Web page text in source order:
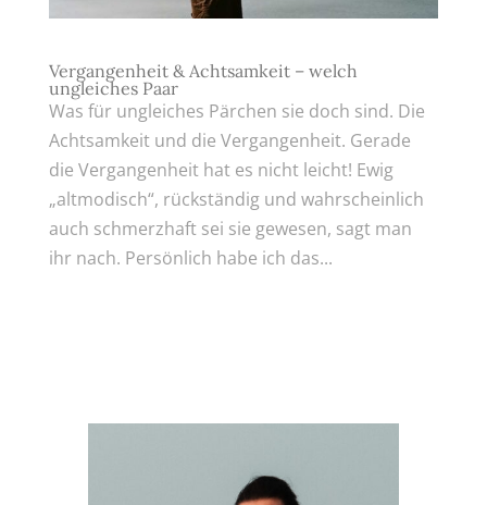
Vergangenheit & Achtsamkeit – welch
ungleiches Paar
Was für ungleiches Pärchen sie doch sind. Die
Achtsamkeit und die Vergangenheit. Gerade
die Vergangenheit hat es nicht leicht! Ewig
„altmodisch“, rückständig und wahrscheinlich
auch schmerzhaft sei sie gewesen, sagt man
ihr nach. Persönlich habe ich das...